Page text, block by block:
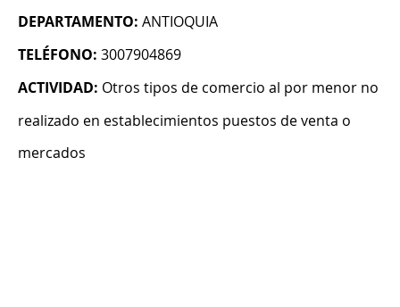
DEPARTAMENTO: ANTIOQUIA
TELÉFONO: 3007904869
ACTIVIDAD: Otros tipos de comercio al por menor no
realizado en establecimientos puestos de venta o
mercados